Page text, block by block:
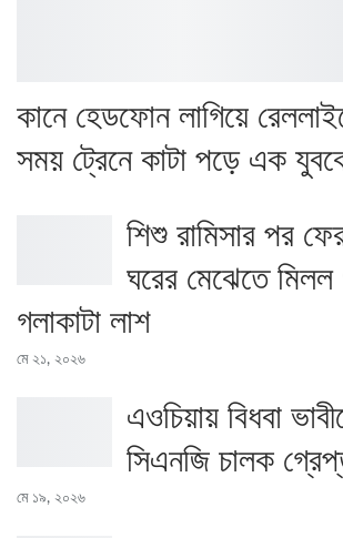
কানে হেডফোন লাগিয়ে
সময় ট্রেনে কাটা পড়ে এক
শিশু রামিসার পর
ঘরের মেঝেতে
গলাকাটা লাশ
মে ২১, ২০২৬
এওচিয়ায় বিধবা
সিএনজি চালক
মে ১৯, ২০২৬